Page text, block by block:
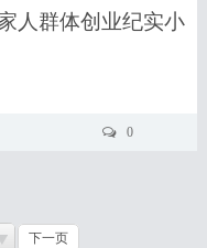
人群体创业纪实小
0
下一页